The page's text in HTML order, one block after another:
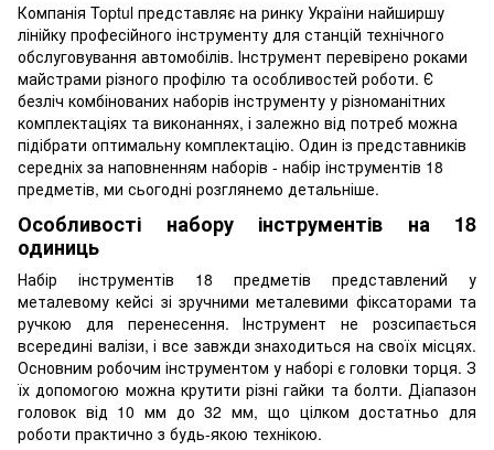
Компанія Toptul представляє на ринку України найширшу
лінійку професійного інструменту для станцій технічного
обслуговування автомобілів. Інструмент перевірено роками
майстрами різного профілю та особливостей роботи. Є
безліч комбінованих наборів інструменту у різноманітних
комплектаціях та виконаннях, і залежно від потреб можна
підібрати оптимальну комплектацію. Один із представників
середніх за наповненням наборів - набір інструментів 18
предметів, ми сьогодні розглянемо детальніше.
Особливості набору інструментів на 18
одиниць
Набір інструментів 18 предметів представлений у
металевому кейсі зі зручними металевими фіксаторами та
ручкою для перенесення. Інструмент не розсипається
всередині валізи, і все завжди знаходиться на своїх місцях.
Основним робочим інструментом у наборі є головки торця. З
їх допомогою можна крутити різні гайки та болти. Діапазон
головок від 10 мм до 32 мм, що цілком достатньо для
роботи практично з будь-якою технікою.